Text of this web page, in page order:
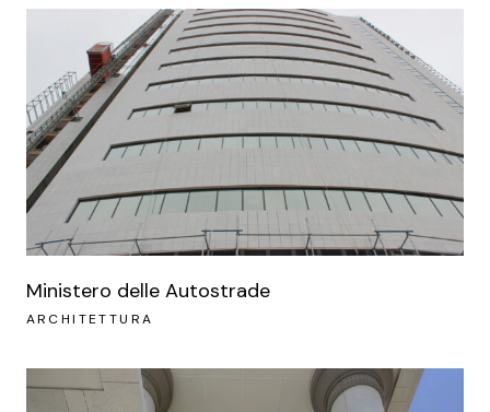
Ministero delle Autostrade
ARCHITETTURA